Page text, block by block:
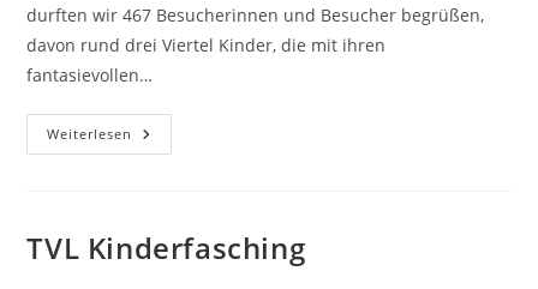
durften wir 467 Besucherinnen und Besucher begrüßen,
davon rund drei Viertel Kinder, die mit ihren
fantasievollen…
Weiterlesen
TVL Kinderfasching